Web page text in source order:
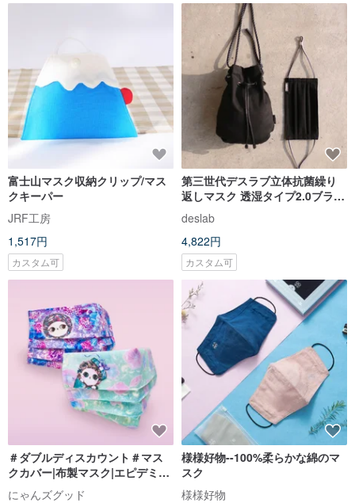
富士山マスク収納クリップ/マス
クキーパー
JRF工房
1,517円
カスタム可
第三世代デスラブ立体抗菌繰り
返しマスク 透湿タイプ2.0ブラッ
クスペシャルエディションとセ
ット
deslab
4,822円
カスタム可
＃ダブルディスカウント＃マス
クカバー|布製マスク|エピデミッ
ク防止|通気性と快適性
にゃんズグッド
様様好物--100%柔らかな綿のマ
スク
様様好物